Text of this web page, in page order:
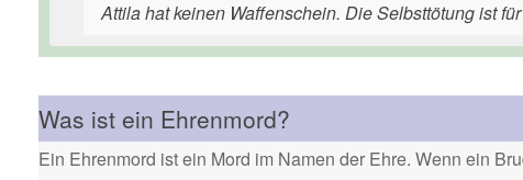
Attila hat keinen Waffenschein. Die Selbsttötung ist
Was ist ein Ehrenmord?
Ein Ehrenmord ist ein Mord im Namen der Ehre. Wenn ein